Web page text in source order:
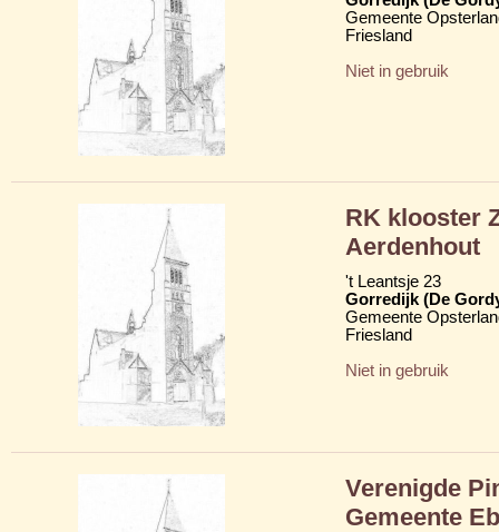
Gemeente
Friesland
Niet in gebruik
RK klooster
Aerdenhout
't Leantsje 23
Gorredijk (De
Gemeente
Friesland
Niet in gebruik
Verenigde
Gemeente